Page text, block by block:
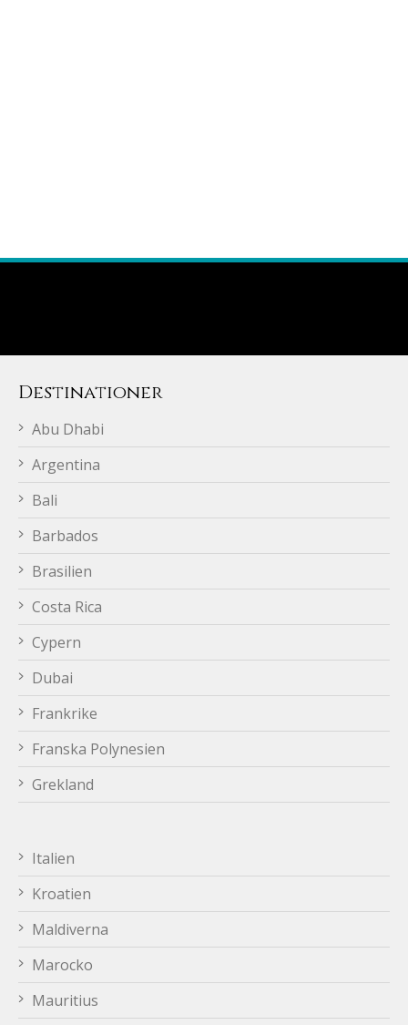
Destinationer
Abu Dhabi
Argentina
Bali
Barbados
Brasilien
Costa Rica
Cypern
Dubai
Frankrike
Franska Polynesien
Grekland
Italien
Kroatien
Maldiverna
Marocko
Mauritius